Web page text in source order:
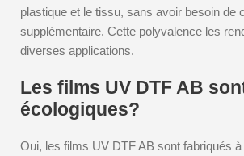
plastique et le tissu, sans avoir besoin de
supplémentaire. Cette polyvalence les
diverses applications.
Les films UV DTF AB
écologiques?
Oui, les films UV DTF AB sont fabriqués à